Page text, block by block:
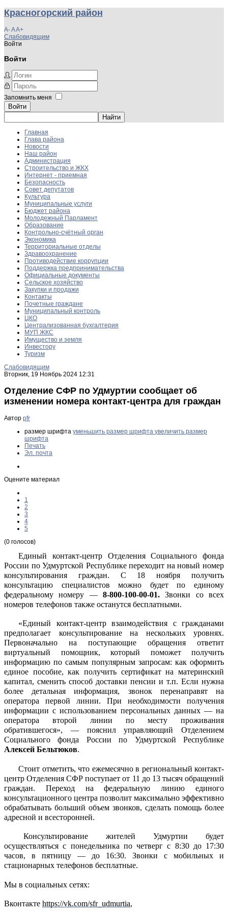
Красногорский район
A-AA+
Слабовидящим
Войти
Войти
Запомнить меня
Войти
Главная
Глава района
Новости
Наш район
Администрация
Строительство и ЖКХ
Интернет - приемная
Безопасность
Совет депутатов
Культура
Муниципальные услуги
Бюджет района
Молодежный Парламент
Образование
Контрольно-счётный орган
Экономика
Территориальные отделы
Здравоохранение
Противодействие коррупции
Поддержка предпринимательства
Официальные документы
Сельское хозяйство
Закупки и продажи
Контакты
Почетные граждане
Муниципальный контроль
ЦКО
Централизованная бухгалтерия
МУП ЖКС
Имущество и земля
Инвестору
Туризм
Слабовидящим
Вторник, 19 Ноябрь 2024 12:31
Отделение СФР по Удмуртии сообщает об
изменении номера контакт-центра для граждан
Автор pfr
размер шрифта уменьшить размер шрифта увеличить размер
шрифта
Печать
Эл. почта
Оцените материал
1
2
3
4
5
(0 голосов)
Единый контакт-центр Отделения Социального фонда
России по Удмуртской Республике переходит на новый номер
консультирования граждан. С 18 ноября получить
консультацию специалистов можно будет по единому
федеральному номеру — 8-800-100-00-01.Звонки со всех
номеров телефонов также останутся бесплатными.
«Единый контакт-центр взаимодействия с гражданами
предполагает консультирование на нескольких уровнях.
Первоначально на поступающие обращения ответит
виртуальный помощник, который поможет получить
информацию по самым популярным запросам: как оформить
единое пособие, как получить сертификат на материнский
капитал, сменить способ доставки пенсии и т.п. Если нужна
более детальная информация, звонок перенаправят на
оператора первой линии.
При необходимости получения
информации с использованием персональных данных — на
оператора второй линии по месту проживания
обратившегося», — пояснил управляющий Отделением
Социального фонда России по Удмуртской Республике
Алексей Бельтюков.
Стоит отметить, что ежемесячно в региональный контакт-
центр Отделения СФР поступает от 11 до 13 тысяч обращений
граждан. Переход на федеральную линию единого
консультационного центра позволит максимально эффективно
обрабатывать больший объем звонков, сделать помощь более
адресной и всесторонней.
Консультирование жителей Удмуртии будет
осуществляться с понедельника по четверг с 8:30 до 17:30
часов, в пятницу — до 16:30. Звонки с мобильных и
стационарных телефонов бесплатные.
Мы в социальных сетях:
Вконтакте https://vk.com/sfr_udmurtia,